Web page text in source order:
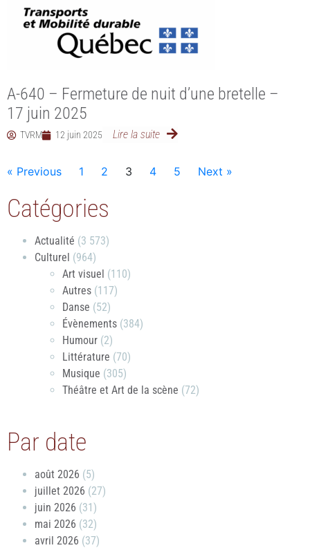
A-640 – Fermeture de nuit d’une bretelle –
17 juin 2025
TVRM 12 juin 2025 Lire la suite
« Previous 1 2 3 4 5 Next »
Catégories
Actualité (3 573)
Culturel (964)
Art visuel (110)
Autres (117)
Danse (52)
Évènements (384)
Humour (2)
Littérature (70)
Musique (305)
Théâtre et Art de la scène (72)
Par date
août 2026 (5)
juillet 2026 (27)
juin 2026 (31)
mai 2026 (32)
avril 2026 (37)